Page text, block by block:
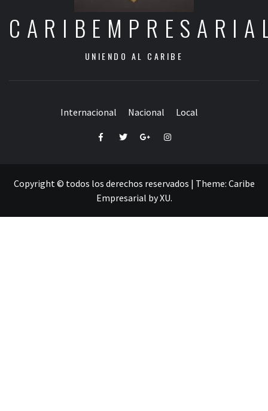
UNIENDO AL CARIBE
Internacional Nacional Local
FacebookTwitterGoogle+Instagram
Copyright © todos los derechos reservados | Theme: Caribe
Empresarial byXU.